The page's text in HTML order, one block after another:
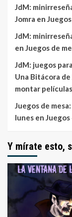
JdM:
Jomra en
JdM:
en Juegos de
JdM: juegos
Una Bitácora de
montar películas
Juegos de
lunes en Juegos
Y mírate esto,